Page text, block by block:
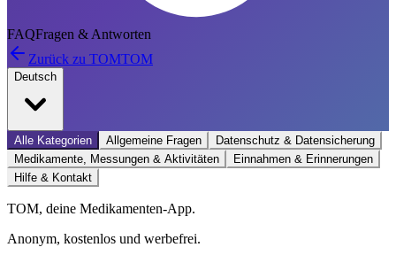
FAQFragen & Antworten
Zurück zu TOMTOM
Deutsch
Alle Kategorien Allgemeine Fragen
Datenschutz & Datensicherung
Medikamente, Messungen & Aktivitäten
Einnahmen & Erinnerungen
Hilfe & Kontakt
TOM, deine Medikamenten-App.
Anonym, kostenlos und werbefrei.